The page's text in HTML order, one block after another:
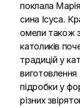
поклала
сина Ісуса.
омели також
католиків
традицій у
виготовлення
підробки у
різних